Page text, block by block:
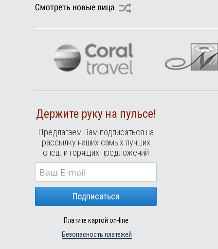
Держите руку на пульсе!
Предлагаем Вам подписаться на
рассылку наших самых лучших
спец. и горящих предложений
Подписаться
Платите картой on-line
Безопасность платежей